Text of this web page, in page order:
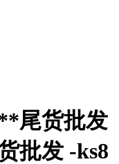
尾货批发
批发 -ks8